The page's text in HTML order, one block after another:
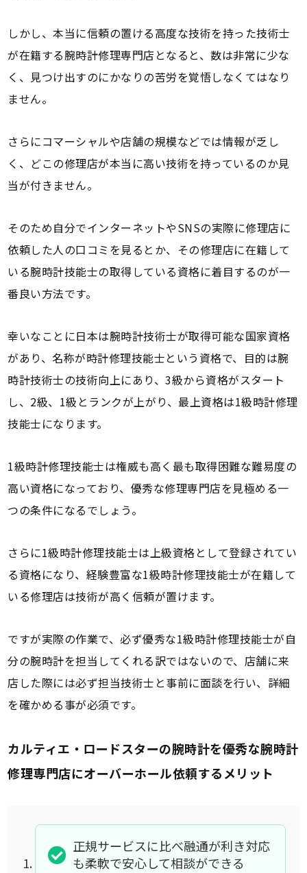
しかし、本当に信頼の置ける高度な技術を持った技術士
が在籍する腕時計修理専門店となると、数は非常に少な
く、見つけ出すのにかなりの苦労を覚悟しなくてはなり
ません。
さらにコマーシャルや店舗の規模などでは情報が乏し
く、どこの修理店が本当に高い技術を持っているのか見
当が付きません。
そのため自分でインターネットやSNSの実際に修理店に
依頼した人の口コミを見るとか、その修理店に在籍して
いる腕時計技能士の取得している資格に着目するのが一
番良い方法です。
幸いなことに日本は腕時計技術士が取得可能な国家資格
があり、名称が時計修理技能士という資格で、目的は腕
時計技術士の技術向上にあり、3級から資格がスタート
し、2級、1級とランクが上がり、最上資格は1級時計修理
技能士になります。
1級時計修理技能士は権威も高く最も取得困難な難易度の
高い資格になっており、優秀な修理専門店を見極める一
つの条件になるでしょう。
さらに1級時計修理技能士は上級資格として登録されてい
る資格になり、経験豊富な1級時計修理技能士が在籍して
いる修理店は技術が高く信頼が置けます。
ですが実際の作業で、必ず優秀な1級時計修理技能士が自
分の腕時計を担当してくれる訳ではないので、店舗に来
店した際には必ず担当技術士と事前に面談を行い、詳細
を確かめる事が必須です。
カルティエ・ロードスターの腕時計を優秀な腕時計
修理専門店にオーバーホール依頼するメリット
正規サービスに比べ融通が利き対応
も柔軟で安心して相談ができる